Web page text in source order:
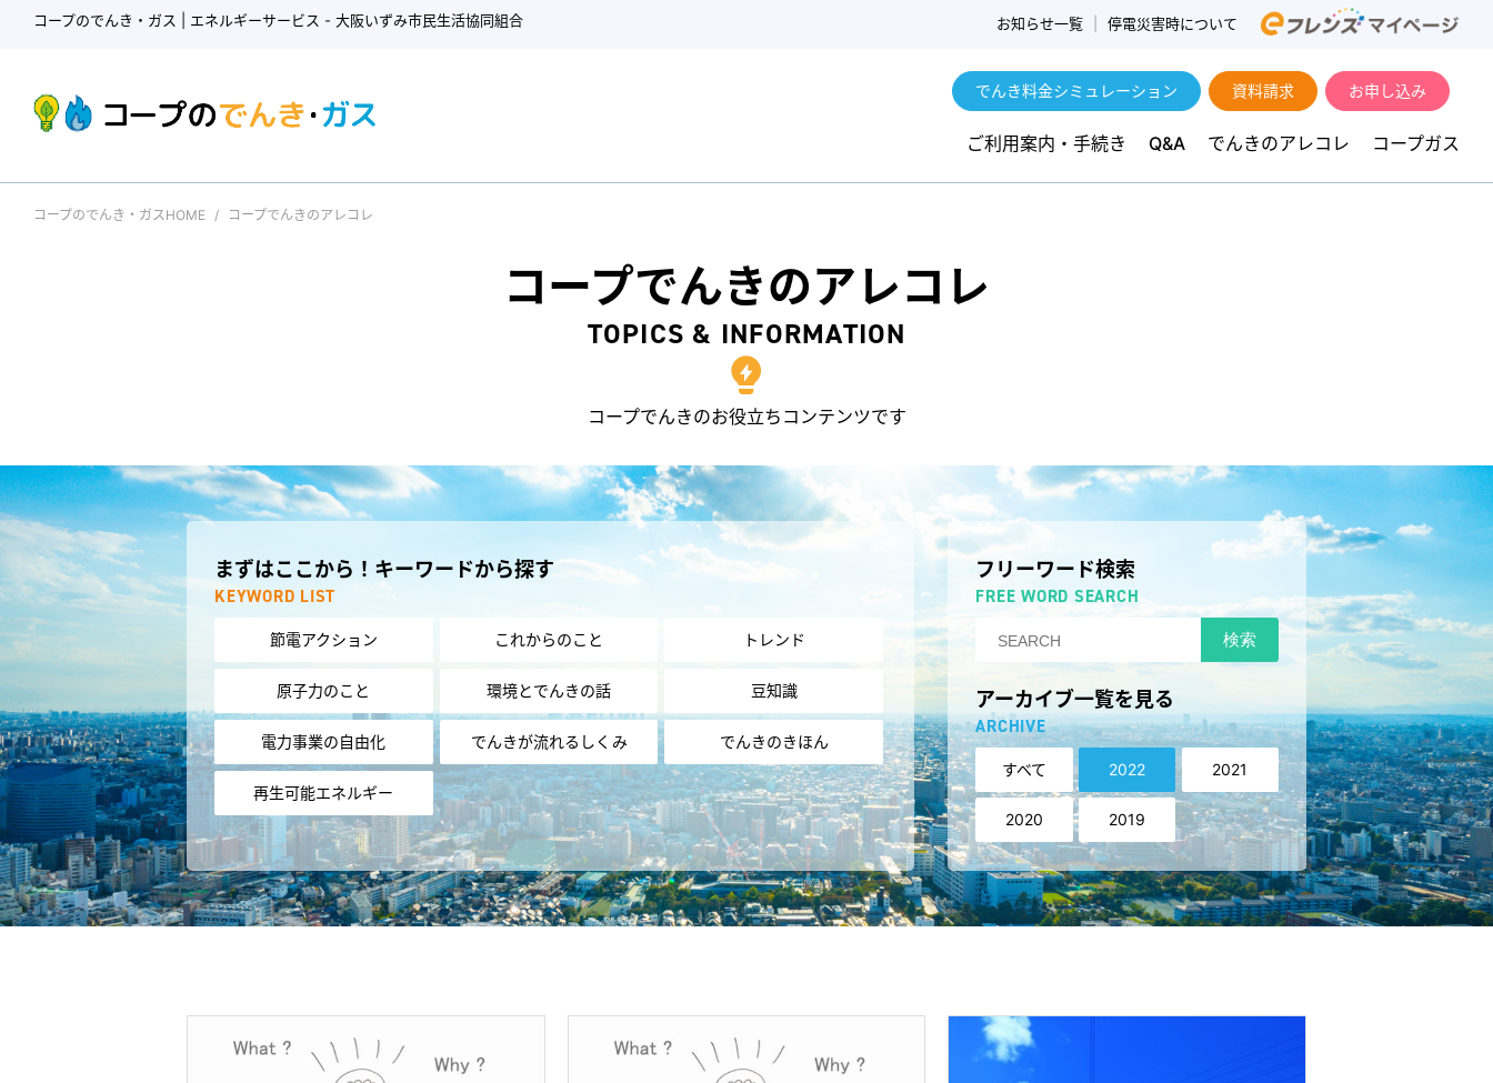
コープのでんき・ガス | エネルギーサービス - 大阪いずみ市民生活協同組合 お知らせ一覧 停電災害時について
でんき料金シミュレーション 資料請求 お申し込み
ご利用案内・手続き Q&A でんきのアレコレ コープガス
コープのでんき・ガスHOME コープでんきのアレコレ
コープでんきのアレコレ
TOPICS & INFORMATION
コープでんきのお役立ちコンテンツです
まずはここから！キーワードから探す
KEYWORD LIST
節電アクション これからのこと トレンド
原子力のこと 環境とでんきの話 豆知識
電力事業の自由化 でんきが流れるしくみ でんきのきほん
再生可能エネルギー
フリーワード検索
FREE WORD SEARCH
検索
アーカイブ一覧を見る
ARCHIVE
すべて 2022 2021
2020 2019